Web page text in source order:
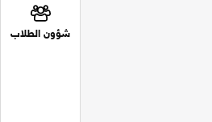
شؤون الطلاب